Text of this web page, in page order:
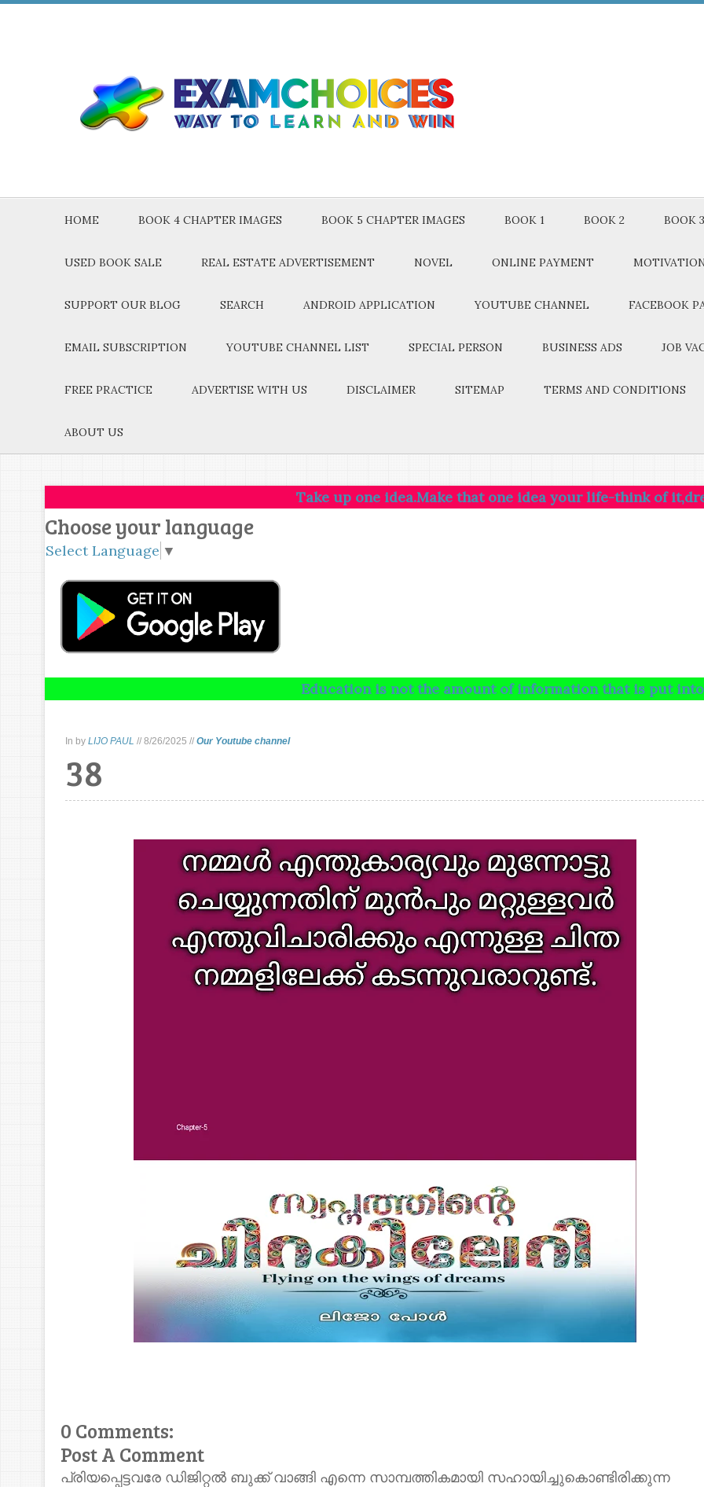
HOME BOOK 4 CHAPTER IMAGES BOOK 5 CHAPTER IMAGES BOOK 1 BOOK 2 BOOK 3
USED BOOK SALE REAL ESTATE ADVERTISEMENT NOVEL ONLINE PAYMENT
SUPPORT OUR BLOG SEARCH ANDROID APPLICATION YOUTUBE CHANNEL FACEBOOK
EMAIL SUBSCRIPTION YOUTUBE CHANNEL LIST SPECIAL PERSON BUSINESS ADS JOB
FREE PRACTICE ADVERTISE WITH US DISCLAIMER SITEMAP TERMS AND CONDITIONS
ABOUT US
Take up one idea.Make that one idea your life-think of it,dream of
Choose your language
Select Language ▼
Education is not the amount of information that is put into your
In by LIJO PAUL // 8/26/2025 // Our Youtube channel
38
0 Comments:
Post A Comment
പ്രിയപ്പെട്ടവരേ ഡിജിറ്റൽ ബുക്ക് വാങ്ങി എന്നെ സാമ്പത്തികമായി സഹായിച്ചുകൊണ്ടിരിക്കുന്ന